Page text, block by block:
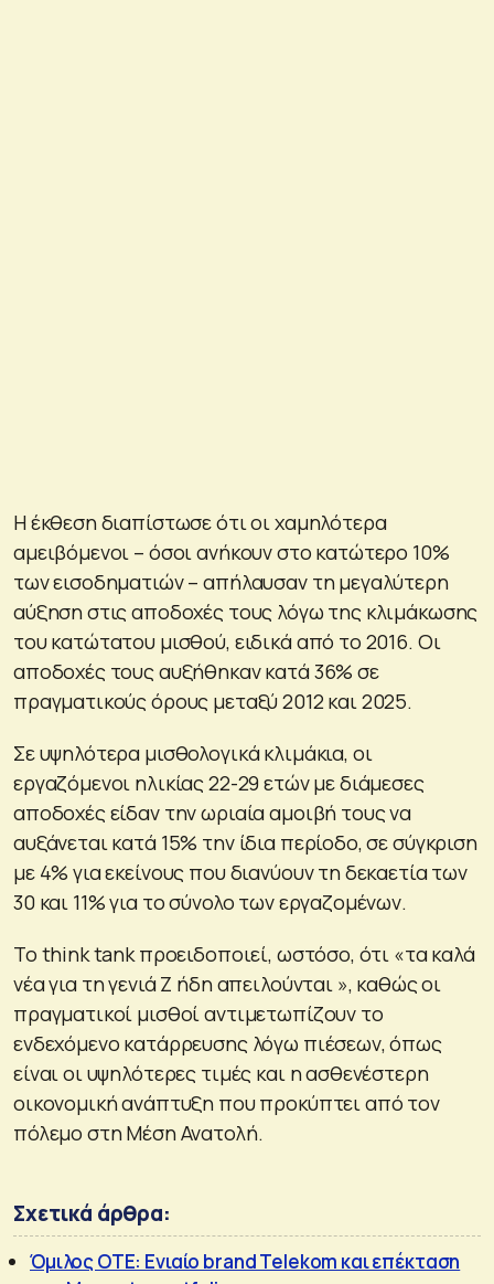
Η έκθεση διαπίστωσε ότι οι χαμηλότερα
αμειβόμενοι – όσοι ανήκουν στο κατώτερο 10%
των εισοδηματιών – απήλαυσαν τη μεγαλύτερη
αύξηση στις αποδοχές τους λόγω της κλιμάκωσης
του κατώτατου μισθού, ειδικά από το 2016. Οι
αποδοχές τους αυξήθηκαν κατά 36% σε
πραγματικούς όρους μεταξύ 2012 και 2025.
Σε υψηλότερα μισθολογικά κλιμάκια, οι
εργαζόμενοι ηλικίας 22-29 ετών με διάμεσες
αποδοχές είδαν την ωριαία αμοιβή τους να
αυξάνεται κατά 15% την ίδια περίοδο, σε σύγκριση
με 4% για εκείνους που διανύουν τη δεκαετία των
30 και 11% για το σύνολο των εργαζομένων.
Το think tank προειδοποιεί, ωστόσο, ότι «τα καλά
νέα για τη γενιά Ζ ήδη απειλούνται », καθώς οι
πραγματικοί μισθοί αντιμετωπίζουν το
ενδεχόμενο κατάρρευσης λόγω πιέσεων, όπως
είναι οι υψηλότερες τιμές και η ασθενέστερη
οικονομική ανάπτυξη που προκύπτει από τον
πόλεμο στη Μέση Ανατολή.
Σχετικά άρθρα:
Όμιλος ΟΤΕ: Ενιαίο brand Telekom και επέκταση